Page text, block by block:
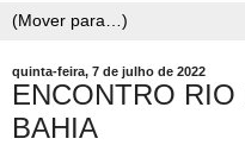
quinta-feira, 7 de julho de 2022
ENCONTRO
BAHIA